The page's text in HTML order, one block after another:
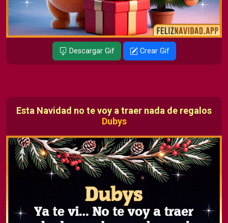
Descargar Gif Crear Gif
Esta Navidad no te voy a traer nada de regalos
Dubys